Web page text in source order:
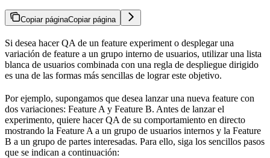
Copiar páginaCopiar página
Si desea hacer QA de un feature experiment o desplegar una
variación de feature a un grupo interno de usuarios, utilizar una lista
blanca de usuarios combinada con una regla de despliegue dirigido
es una de las formas más sencillas de lograr este objetivo.
Por ejemplo, supongamos que desea lanzar una nueva feature con
dos variaciones: Feature A y Feature B. Antes de lanzar el
experimento, quiere hacer QA de su comportamiento en directo
mostrando la Feature A a un grupo de usuarios internos y la Feature
B a un grupo de partes interesadas. Para ello, siga los sencillos pasos
que se indican a continuación: